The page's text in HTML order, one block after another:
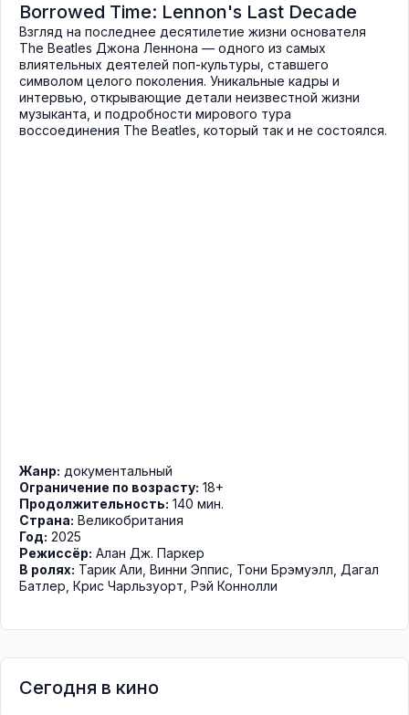
Borrowed Time: Lennon's Last Decade
Взгляд на последнее десятилетие жизни основателя
The Beatles Джона Леннона — одного из самых
влиятельных деятелей поп-культуры, ставшего
символом целого поколения. Уникальные кадры и
интервью, открывающие детали неизвестной жизни
музыканта, и подробности мирового тура
воссоединения The Beatles, который так и не состоялся.
Жанр: документальный
Ограничение по возрасту: 18+
Продолжительность: 140 мин.
Страна: Великобритания
Год: 2025
Режиссёр: Алан Дж. Паркер
В ролях: Тарик Али, Винни Эппис, Тони Брэмуэлл, Дагал
Батлер, Крис Чарльзуорт, Рэй Коннолли
Сегодня в кино